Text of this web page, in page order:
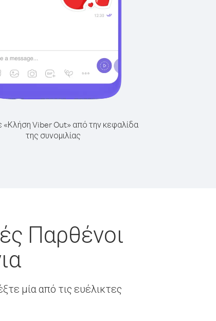
«Κλήση Viber Out» από την κεφαλίδα
της συνομιλίας
Παρθένοι
μία από τις ευέλικτες